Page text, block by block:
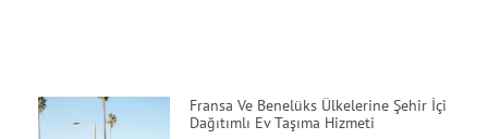
Fransa Ve Benelüks Ülkelerine Şehir İçi
Dağıtımlı Ev Taşıma Hizmeti